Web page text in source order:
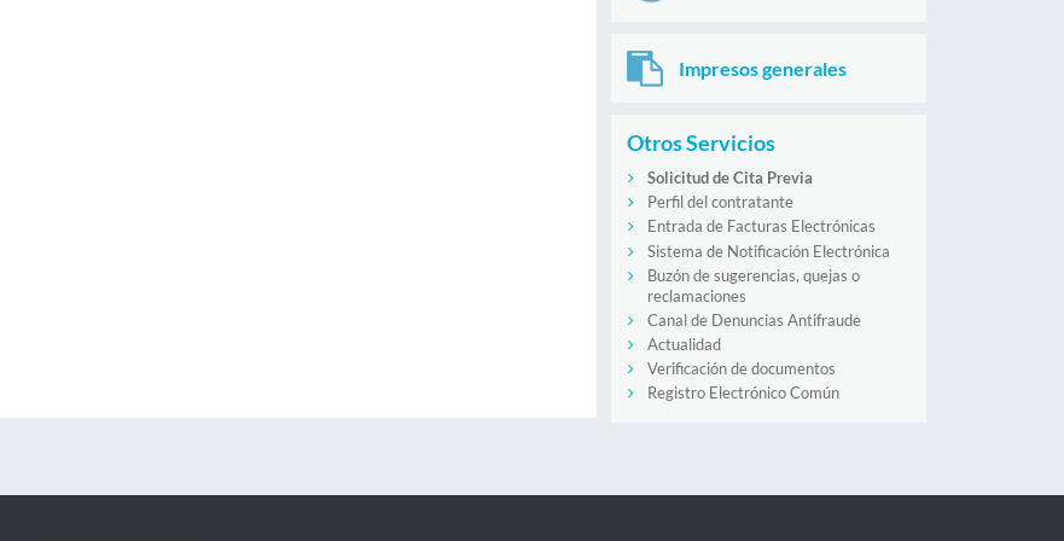
Impresos generales
Otros Servicios
Solicitud de Cita Previa
Perfil del contratante
Entrada de Facturas Electrónicas
Sistema de Notificación Electrónica
Buzón de sugerencias, quejas o
reclamaciones
Canal de Denuncias Antifraude
Actualidad
Verificación de documentos
Registro Electrónico Común